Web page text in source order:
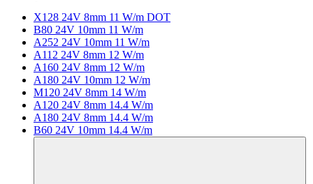
X128 24V 8mm 11 W/m DOT
B80 24V 10mm 11 W/m
A252 24V 10mm 11 W/m
A112 24V 8mm 12 W/m
A160 24V 8mm 12 W/m
A180 24V 10mm 12 W/m
M120 24V 8mm 14 W/m
A120 24V 8mm 14.4 W/m
A180 24V 8mm 14.4 W/m
B60 24V 10mm 14.4 W/m